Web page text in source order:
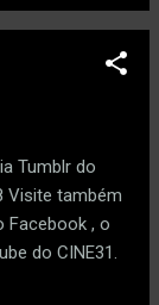
Tumblr do
Visite também
Facebook , o
do CINE31.